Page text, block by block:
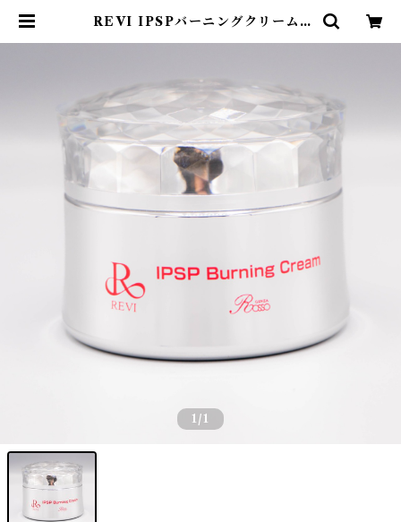
REVI IPSPバーニングクリーム |
1 /1